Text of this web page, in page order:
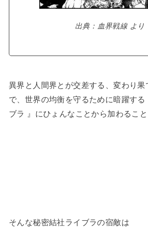
出典：血界戦線 より
異界と人間界とが交差する、変わり果
で、世界の均衡を守るために暗躍する
ブラ 』にひょんなことから加わること
そんな秘密結社ライブラの宿敵は